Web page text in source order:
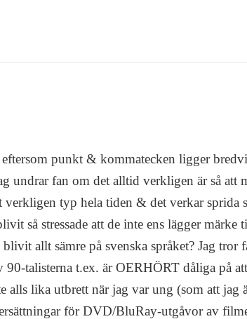
punkt & kommatecken ligger
undrar fan om det alltid verkligen är så att
verkligen typ hela tiden & det verkar sprida
så stressade att de inte ens lägger märke
allt sämre på svenska språket? Jag tror
90-talisterna t.ex. är OERHÖRT dåliga på att
alls lika utbrett när jag var ung (som att jag
för DVD/BluRay-utgåvor av